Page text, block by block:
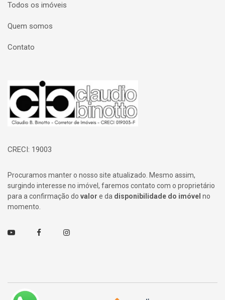
Todos os imóveis
Quem somos
Contato
Página inicial
CRECI: 19003
Procuramos manter o nosso site atualizado. Mesmo assim,
surgindo interesse no imóvel, faremos contato com o proprietário
para a confirmação do valor e da disponibilidade do imóvel no
momento.
Youtube FacebookInstagram